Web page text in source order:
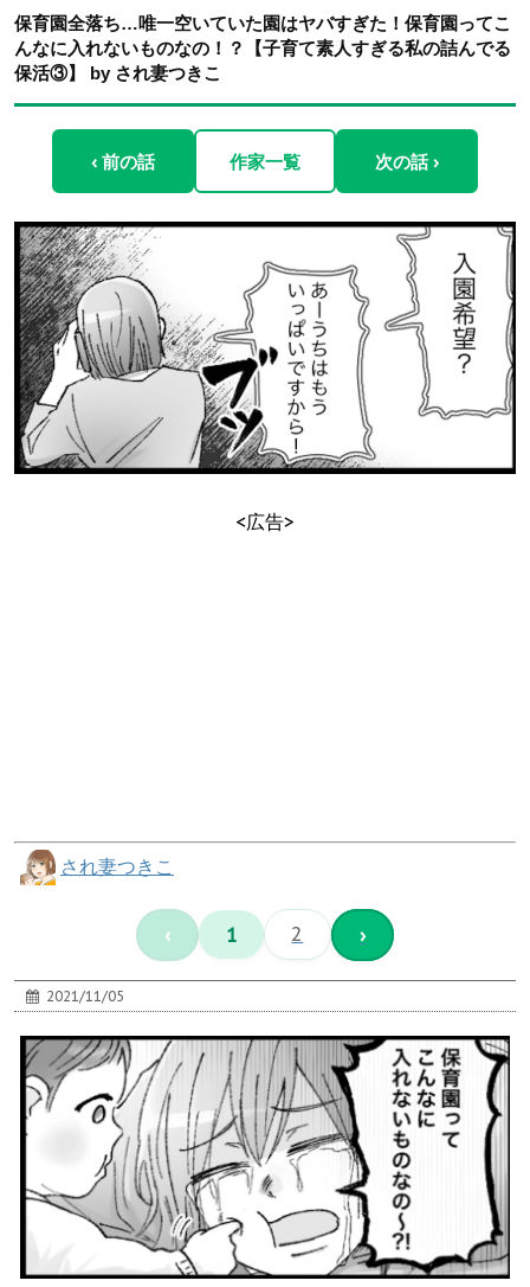
保育園全落ち…唯一空いていた園はヤバすぎた！保育園ってこ
んなに入れないものなの！？【子育て素人すぎる私の詰んでる
保活③】 by され妻つきこ
‹ 前の話 作家一覧 次の話 ›
<広告>
され妻つきこ
‹ 1 2 ›
2021/11/05